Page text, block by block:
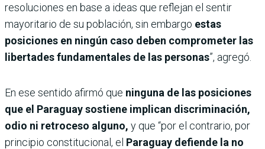
resoluciones en base a ideas que reflejan el sentir
mayoritario de su población, sin embargo estas
posiciones en ningún caso deben comprometer las
libertades fundamentales de las personas”, agregó.
En ese sentido afirmó que ninguna de las posiciones
que el Paraguay sostiene implican discriminación,
odio ni retroceso alguno, y que “por el contrario, por
principio constitucional, el Paraguay defiende la no